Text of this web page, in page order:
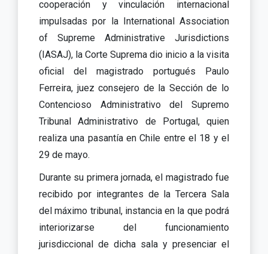
cooperación y vinculación internacional
impulsadas por la International Association
of Supreme Administrative Jurisdictions
(IASAJ), la Corte Suprema dio inicio a la visita
oficial del magistrado portugués Paulo
Ferreira, juez consejero de la Sección de lo
Contencioso Administrativo del Supremo
Tribunal Administrativo de Portugal, quien
realiza una pasantía en Chile entre el 18 y el
29 de mayo.
Durante su primera jornada, el magistrado fue
recibido por integrantes de la Tercera Sala
del máximo tribunal, instancia en la que podrá
interiorizarse del funcionamiento
jurisdiccional de dicha sala y presenciar el